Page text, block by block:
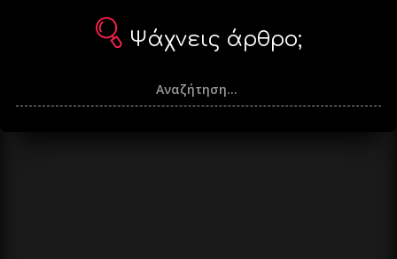
Ψάχνεις άρθρο;